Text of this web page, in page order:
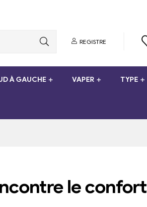
REGISTRE
À GAUCHE VAPER TYPE
le confort